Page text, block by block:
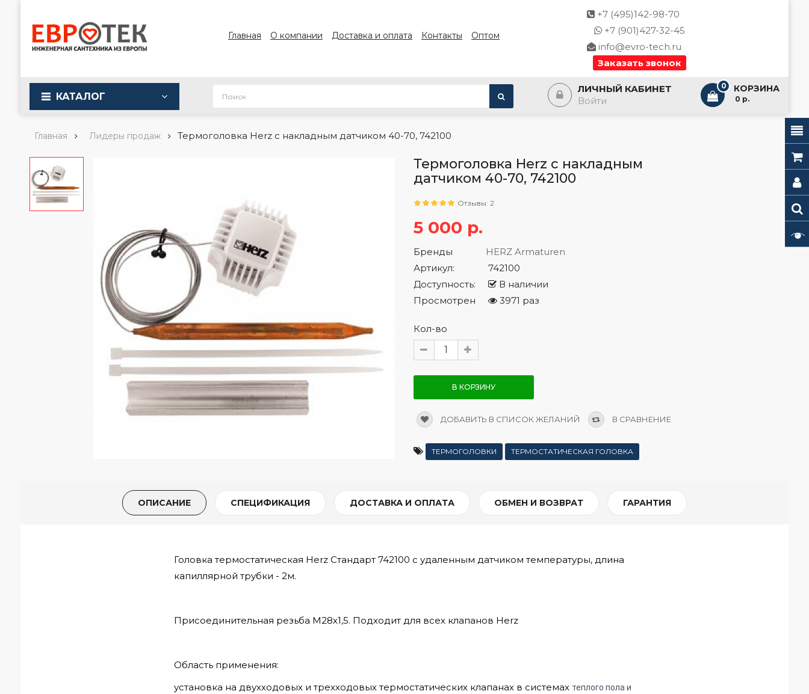
Главная О компании Доставка и оплата Контакты Оптом
+7 (495)142-98-70
+7 (901)427-32-45
info@evro-tech.ru
Заказать звонок
КАТАЛОГ
КОРЗИНА
0
- 0 р.
ЛИЧНЫЙ КАБИНЕТ
Войти
Главная Лидеры продаж Термоголовка Herz с накладным датчиком 40-70, 742100
Термоголовка Herz с накладным
датчиком 40-70, 742100
Отзывы: 2
5 000 р.
Бренды
HERZ Armaturen
Артикул:
742100
Доступность:
В наличии
Просмотрен
3971 раз
Кол-во
В КОРЗИНУ
ДОБАВИТЬ В СПИСОК ЖЕЛАНИЙ В СРАВНЕНИЕ
ТЕРМОГОЛОВКИ ТЕРМОСТАТИЧЕСКАЯ ГОЛОВКА
ОПИСАНИЕ СПЕЦИФИКАЦИЯ ДОСТАВКА И ОПЛАТА ОБМЕН И ВОЗВРАТ ГАРАНТИЯ
Головка термостатическая Herz Стандарт 742100 с удаленным датчиком температуры, длина
капиллярной трубки - 2м.
Присоединительная резьба М28х1,5. Подходит для всех клапанов Herz
Область применения:
установка на двухходовых и трехходовых термостатических клапанах в системах теплого пола и